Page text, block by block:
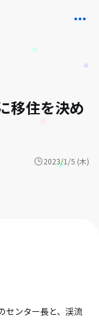
移住を決め
2023/1/5 (木)
センター長と、渓流